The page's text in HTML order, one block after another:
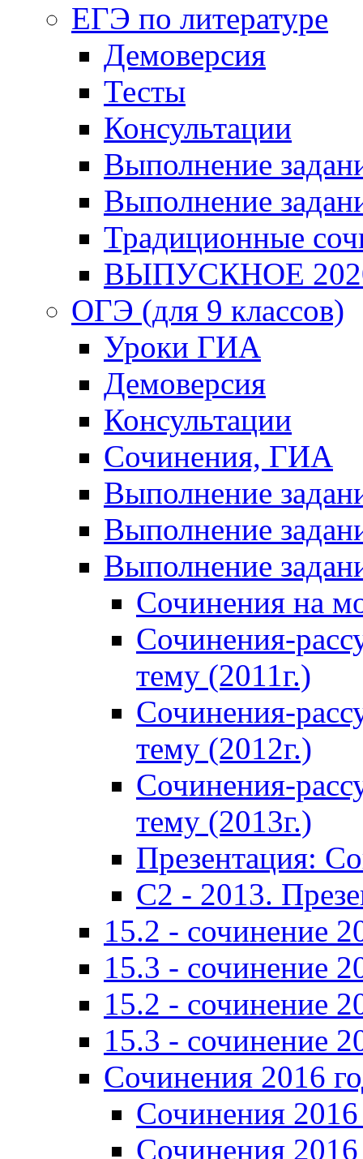
ЕГЭ по литературе
Демоверсия
Тесты
Консультации
Выполнение
Выполнение
Традиционные
ВЫПУСКНОЕ
ОГЭ (для 9 классов)
Уроки ГИА
Демоверсия
Консультации
Сочинения, ГИА
Выполнение
Выполнение
Выполнение
Сочинения на
Сочинения-
тему (2011г.)
Сочинения-
тему (2012г.)
Сочинения-
тему (2013г.)
Презентация:
C2 - 2013.
15.2 - сочинение
15.3 - сочинение
15.2 - сочинение
15.3 - сочинение
Сочинения 2016
Сочинения
Сочинения